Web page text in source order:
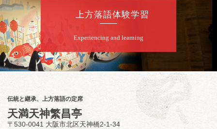
桂慶治朗「鉄砲勇助」「植木屋娘」ほか一席
／桂弥壱「開口一番」
前売2,000円 当日2,500円
お問合せ：慶治朗落語会事務局 090-8126-
2020
★菟道亭配信あり
配信の
購入はこちらをクリック
上方落語体験学習
Experiencing and learning
伝統と継承、上方落語の定席
天満天神繁昌亭
〒530-0041 大阪市北区天神橋2-1-34